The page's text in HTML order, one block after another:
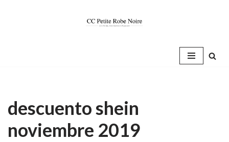
descuento shein
noviembre 2019